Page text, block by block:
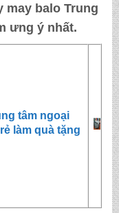
may balo Trung
ưng ý nhất.